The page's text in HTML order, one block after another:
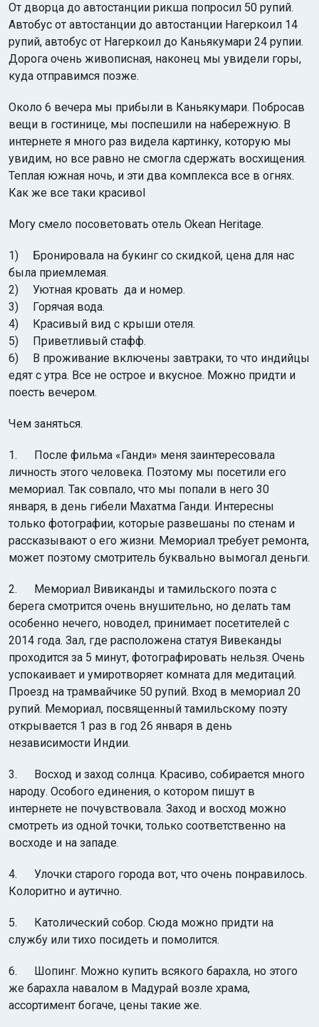
От дворца до автостанции рикша попросил 50 рупий.
Автобус от автостанции до автостанции Нагеркоил 14
рупий, автобус от Нагеркоил до Каньякумари 24 рупии.
Дорога очень живописная, наконец мы увидели горы,
куда отправимся позже.
Около 6 вечера мы прибыли в Каньякумари. Побросав
вещи в гостинице, мы поспешили на набережную. В
интернете я много раз видела картинку, которую мы
увидим, но все равно не смогла сдержать восхищения.
Теплая южная ночь, и эти два комплекса все в огнях.
Как же все таки красивоI
Могу смело посоветовать отель Okean Heritage.
1) Бронировала на букинг со скидкой, цена для нас
была приемлемая.
2) Уютная кровать да и номер.
3) Горячая вода.
4) Красивый вид с крыши отеля.
5) Приветливый стафф.
6) В проживание включены завтраки, то что индийцы
едят с утра. Все не острое и вкусное. Можно придти и
поесть вечером.
Чем заняться.
1. После фильма «Ганди» меня заинтересовала
личность этого человека. Поэтому мы посетили его
мемориал. Так совпало, что мы попали в него 30
января, в день гибели Махатма Ганди. Интересны
только фотографии, которые развешаны по стенам и
рассказывают о его жизни. Мемориал требует ремонта,
может поэтому смотритель буквально вымогал деньги.
2. Мемориал Вивиканды и тамильского поэта с
берега смотрится очень внушительно, но делать там
особенно нечего, новодел, принимает посетителей с
2014 года. Зал, где расположена статуя Вивеканды
проходится за 5 минут, фотографировать нельзя. Очень
успокаивает и умиротворяет комната для медитаций.
Проезд на трамвайчике 50 рупий. Вход в мемориал 20
рупий. Мемориал, посвященный тамильскому поэту
открывается 1 раз в год 26 января в день
независимости Индии.
3. Восход и заход солнца. Красиво, собирается много
народу. Особого единения, о котором пишут в
интернете не почувствовала. Заход и восход можно
смотреть из одной точки, только соответственно на
восходе и на западе.
4. Улочки старого города вот, что очень понравилось.
Колоритно и аутично.
5. Католический собор. Сюда можно придти на
службу или тихо посидеть и помолится.
6. Шопинг. Можно купить всякого барахла, но этого
же барахла навалом в Мадурай возле храма,
ассортимент богаче, цены такие же.